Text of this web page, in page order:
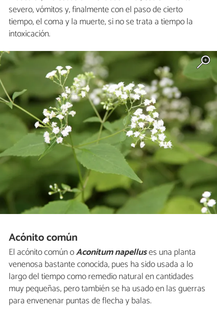
severo, vómitos y, finalmente con el paso de cierto
tiempo, el coma y la muerte, si no se trata a tiempo la
intoxicación.
Acónito común
El acónito común oAconitum napelluses una planta
venenosa bastante conocida, pues ha sido usada a lo
largo del tiempo como remedio natural en cantidades
muy pequeñas, pero también se ha usado en las guerras
para envenenar puntas de flecha y balas.